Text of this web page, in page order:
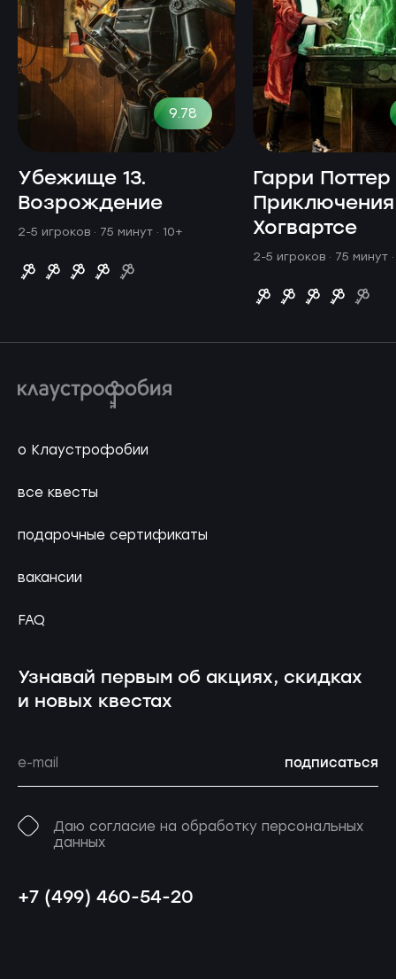
9.78
Убежище 13.
Возрождение
2-5 игроков · 75 минут · 10+
Гарри
Хогвартсе
2-5 игроков · 75 минут
о Клаустрофобии
все квесты
подарочные сертификаты
вакансии
FAQ
Узнавай первым об акциях, скидках
и новых квестах
подписаться
Даю согласие на обработку персональных
данных
+7 (499) 460-54-20